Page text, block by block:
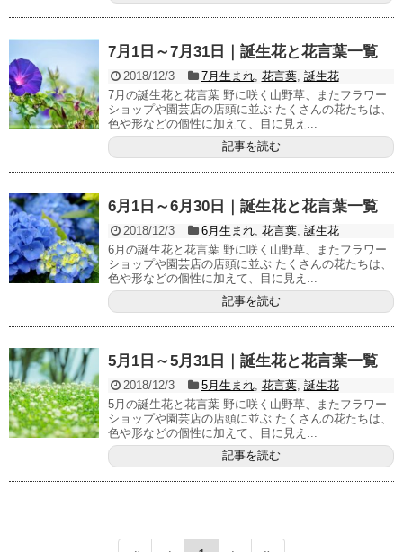
7月1日～7月31日｜誕生花と花言葉一覧
2018/12/3 7月生まれ, 花言葉, 誕生花
7月の誕生花と花言葉 野に咲く山野草、またフラワー
ショップや園芸店の店頭に並ぶ たくさんの花たちは、
色や形などの個性に加えて、目に見え...
記事を読む
6月1日～6月30日｜誕生花と花言葉一覧
2018/12/3 6月生まれ, 花言葉, 誕生花
6月の誕生花と花言葉 野に咲く山野草、またフラワー
ショップや園芸店の店頭に並ぶ たくさんの花たちは、
色や形などの個性に加えて、目に見え...
記事を読む
5月1日～5月31日｜誕生花と花言葉一覧
2018/12/3 5月生まれ, 花言葉, 誕生花
5月の誕生花と花言葉 野に咲く山野草、またフラワー
ショップや園芸店の店頭に並ぶ たくさんの花たちは、
色や形などの個性に加えて、目に見え...
記事を読む